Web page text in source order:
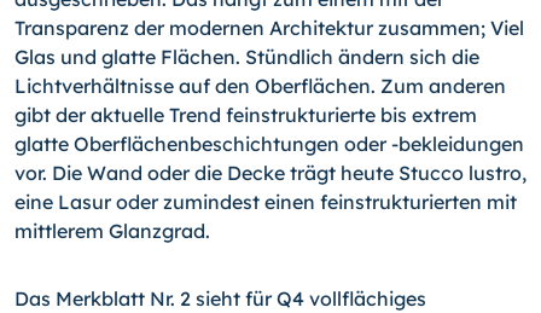
Transparenz der modernen Architektur zusammen; Viel
Glas und glatte Flächen. Stündlich ändern sich die
Lichtverhältnisse auf den Oberflächen. Zum anderen
gibt der aktuelle Trend feinstrukturierte bis extrem
glatte Oberflächenbeschichtungen oder -bekleidungen
vor. Die Wand oder die Decke trägt heute Stucco lustro,
eine Lasur oder zumindest einen feinstrukturierten mit
mittlerem Glanzgrad.
Das Merkblatt Nr. 2 sieht für Q4 vollflächiges